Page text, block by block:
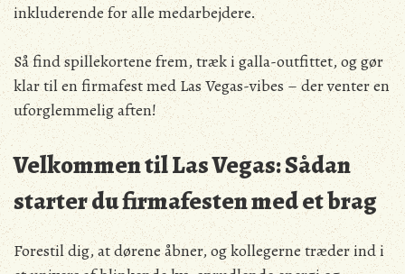
inkluderende for alle medarbejdere.
Så find spillekortene frem, træk i galla-outfittet, og gør
klar til en firmafest med Las Vegas-vibes – der venter en
uforglemmelig aften!
Velkommen til Las Vegas: Sådan
starter du firmafesten med et brag
Forestil dig, at dørene åbner, og kollegerne træder ind i